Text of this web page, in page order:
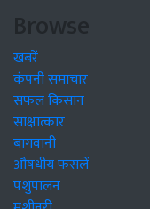
Browse
खबरें
कंपनी समाचार
सफल किसान
साक्षात्कार
बागवानी
औषधीय फसलें
पशुपालन